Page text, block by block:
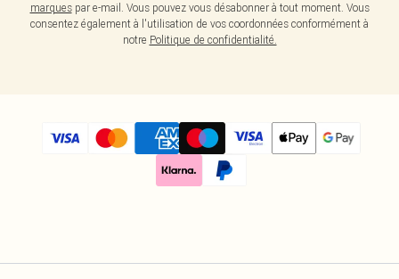
marquespar e-mail. Vous pouvez vous désabonner à tout moment. Vous
consentez également à l'utilisation de vos coordonnées conformément à
notre Politique de confidentialité.